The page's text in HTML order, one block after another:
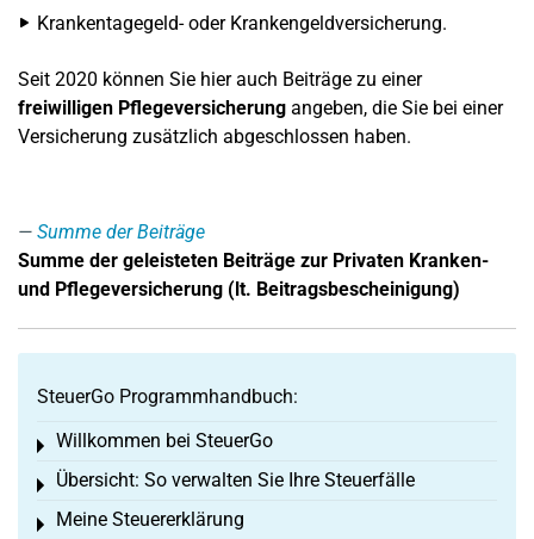
Krankentagegeld- oder Krankengeldversicherung.
Seit 2020 können Sie hier auch Beiträge zu einer
freiwilligen Pflegeversicherung angeben, die Sie bei einer
Versicherung zusätzlich abgeschlossen haben.
Summe der Beiträge
Summe der geleisteten Beiträge zur Privaten Kranken-
und Pflegeversicherung (lt. Beitragsbescheinigung)
SteuerGo Programmhandbuch:
Willkommen bei SteuerGo
Toggle menu
Übersicht: So verwalten Sie Ihre Steuerfälle
Toggle menu
Meine Steuererklärung
Toggle menu